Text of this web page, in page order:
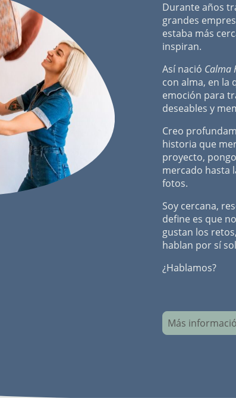
Durante años
grandes
estaba más
inspiran.
Así nació Calma
con alma, en la
emoción para
deseables y
Creo
historia que
proyecto,
mercado hasta
fotos.
Soy cercana,
define es que
gustan los
hablan por sí
¿Hablamos?
Más